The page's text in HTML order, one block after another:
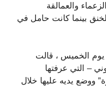
والعمالقة
بينما كانت حامل في
في الصوت الذي كشفته TMZ يوم الخميس ، قالت
– التي عرفتها
ووضع يديه عليها خلال